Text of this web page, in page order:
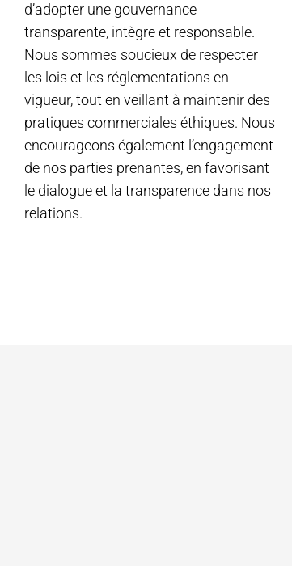
d’adopter une gouvernance
transparente, intègre et responsable.
Nous sommes soucieux de respecter
les lois et les réglementations en
vigueur, tout en veillant à maintenir des
pratiques commerciales éthiques. Nous
encourageons également l’engagement
de nos parties prenantes, en favorisant
le dialogue et la transparence dans nos
relations.